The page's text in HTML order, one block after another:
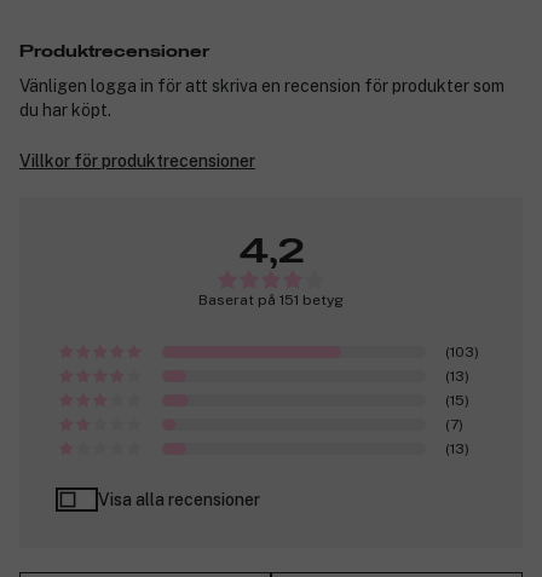
Produktrecensioner
Vänligen logga in för att skriva en recension för produkter som
du har köpt.
Villkor för produktrecensioner
4,2
Baserat på 151 betyg
(103)
(13)
(15)
(7)
(13)
Visa alla recensioner